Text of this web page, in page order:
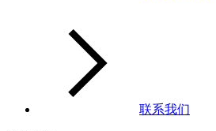
联系我们